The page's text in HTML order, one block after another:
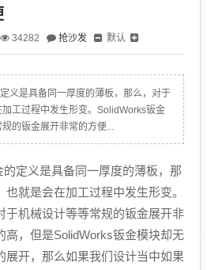
34282 抢沙发 默认
义是具备同一厚度的薄板，那么，对于
工过程中发生形变。SolidWorks钣金
的钣金展开非常的方便...
定义是具备同一厚度的薄板，那
就是会在加工过程中发生形变。
于机械设计等等常规的钣金展开非
高，但是SolidWorks钣金模块却无
展开，那么如果我们设计当中如果